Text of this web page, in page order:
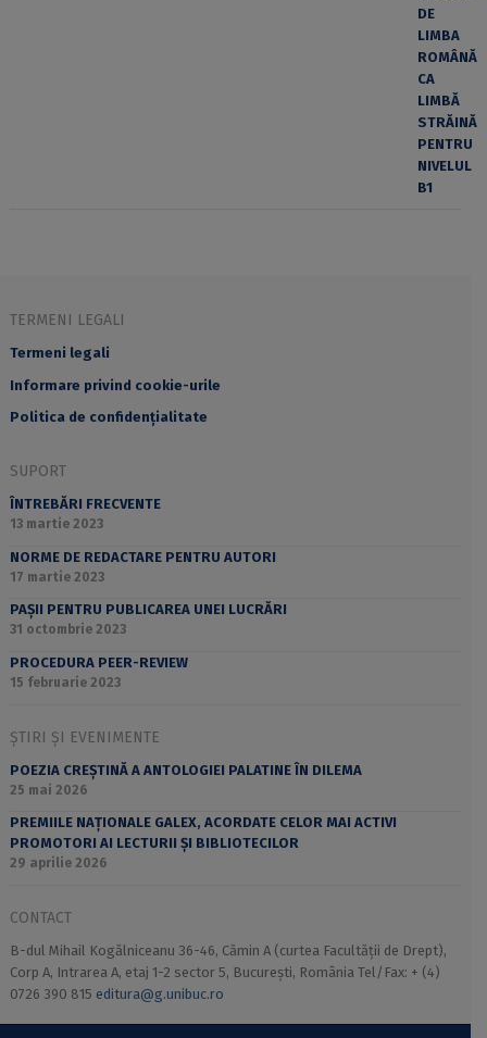
TERMENI LEGALI
Termeni legali
Informare privind cookie-urile
Politica de confidențialitate
SUPORT
ÎNTREBĂRI FRECVENTE
13 martie 2023
NORME DE REDACTARE PENTRU AUTORI
17 martie 2023
PAȘII PENTRU PUBLICAREA UNEI LUCRĂRI
31 octombrie 2023
PROCEDURA PEER-REVIEW
15 februarie 2023
ȘTIRI ȘI EVENIMENTE
POEZIA CREȘTINĂ A ANTOLOGIEI PALATINE ÎN DILEMA
25 mai 2026
PREMIILE NAȚIONALE GALEX, ACORDATE CELOR MAI ACTIVI
PROMOTORI AI LECTURII ȘI BIBLIOTECILOR
29 aprilie 2026
CONTACT
B-dul Mihail Kogălniceanu 36-46, Cămin A (curtea Facultății de Drept),
Corp A, Intrarea A, etaj 1-2 sector 5, București, România Tel/Fax: + (4)
0726 390 815 editura@g.unibuc.ro